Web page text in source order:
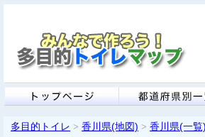
多目的トイレ > 香川県(地図) > 香川県(一覧)